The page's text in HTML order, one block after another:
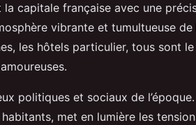
capitale française avec une
vibrante et tumultueuse de
les hôtels particulier, tous sont
politiques et sociaux de
met en lumière les